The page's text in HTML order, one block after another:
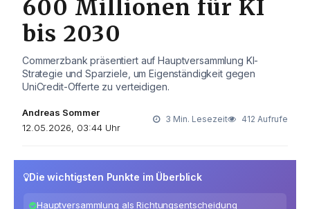
600 Millionen für KI
bis 2030
Commerzbank präsentiert auf Hauptversammlung KI-
Strategie und Sparziele, um Eigenständigkeit gegen
UniCredit-Offerte zu verteidigen.
Andreas Sommer
12.05.2026, 03:44 Uhr
3 Min. Lesezeit 412 Aufrufe
Die wichtigsten Punkte im Überblick
Hauptversammlung als Richtungsentscheidung